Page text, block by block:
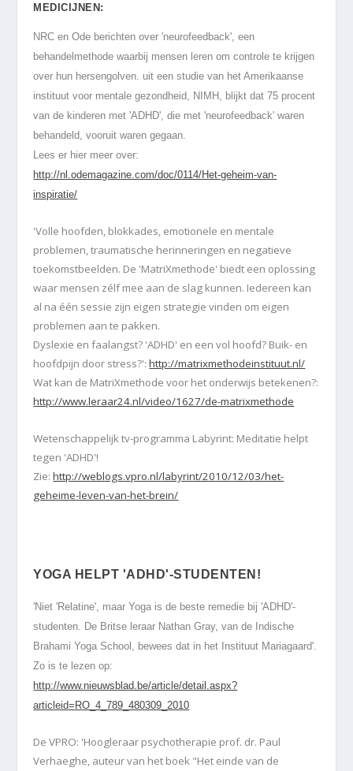
MEDICIJNEN:
NRC en Ode berichten over 'neurofeedback', een
behandelmethode waarbij mensen leren om controle te krijgen
over hun hersengolven. uit een studie van het Amerikaanse
instituut voor mentale gezondheid, NIMH, blijkt dat 75 procent
van de kinderen met 'ADHD', die met 'neurofeedback' waren
behandeld, vooruit waren gegaan.
Lees er hier meer over:
http://nl.odemagazine.com/doc/0114/Het-geheim-van-
inspiratie/
'Volle hoofden, blokkades, emotionele en mentale
problemen, traumatische herinneringen en negatieve
toekomstbeelden. De 'MatriXmethode' biedt een oplossing
waar mensen zélf mee aan de slag kunnen. Iedereen kan
al na één sessie zijn eigen strategie vinden om eigen
problemen aan te pakken.
Dyslexie en faalangst? 'ADHD' en een vol hoofd? Buik- en
hoofdpijn door stress?':http://matrixmethodeinstituut.nl/
Wat kan de MatriXmethode voor het onderwijs betekenen?:
http://www.leraar24.nl/video/1627/de-matrixmethode
Wetenschappelijk tv-programma Labyrint: Meditatie helpt
tegen 'ADHD'!
Zie:http://weblogs.vpro.nl/labyrint/2010/12/03/het-
geheime-leven-van-het-brein/
YOGA HELPT 'ADHD'-STUDENTEN!
'Niet 'Relatine', maar Yoga is de beste remedie bij 'ADHD'-
studenten. De Britse leraar Nathan Gray, van de Indische
Brahami Yoga School, bewees dat in het Instituut Mariagaard'.
Zo is te lezen op:
http://www.nieuwsblad.be/article/detail.aspx?
articleid=RO_4_789_480309_2010
DeVPRO: 'Hoogleraar psychotherapie prof. dr. Paul
Verhaeghe, auteur van het boek "Het einde van de